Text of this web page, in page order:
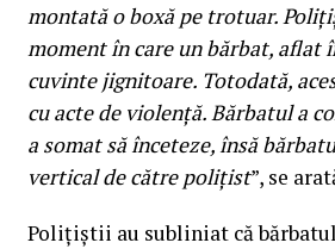
montată o boxă pe trotuar.
moment în care un bărbat, aflat
cuvinte jignitoare. Totodată,
cu acte de violenţă. Bărbatul a
a somat să înceteze, însă
vertical de către poliţist”, se
Poliţiştii au subliniat că